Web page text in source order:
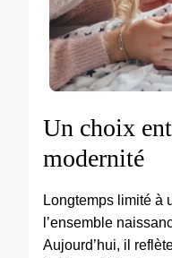
Un choix
modernité
Longtemps limité à
l’ensemble
Aujourd’hui, il